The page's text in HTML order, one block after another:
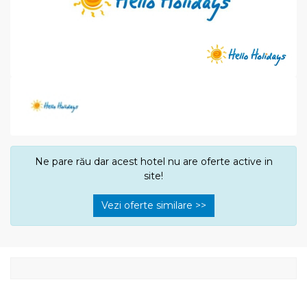
Ne pare rău dar acest hotel nu are oferte active in
site!
Vezi oferte similare >>